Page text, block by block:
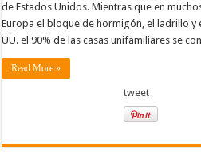
de Estados Unidos. Mientras que en
Europa el bloque de hormigón, el ladrillo y
UU. el 90% de las casas unifamiliares se
Read More »
tweet